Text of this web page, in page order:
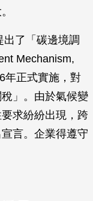
了「碳邊境調
Mechanism,
年正式實施，對
」。由於氣候變
求紛紛出現，跨
言。企業得遵守